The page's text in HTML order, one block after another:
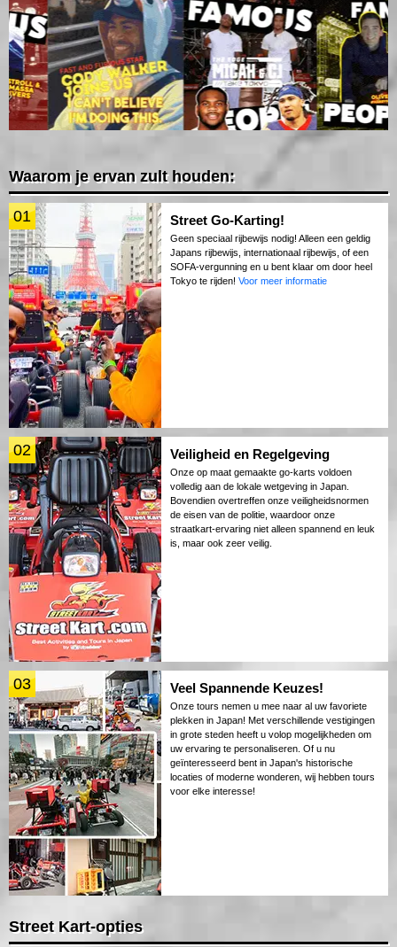
Waarom je ervan zult houden:
01 Street Go-Karting!
Geen speciaal rijbewijs nodig! Alleen een geldig
Japans rijbewijs, internationaal rijbewijs, of een
SOFA-vergunning en u bent klaar om door heel
Tokyo te rijden! Voor meer informatie
02 Veiligheid en Regelgeving
Onze op maat gemaakte go-karts voldoen
volledig aan de lokale wetgeving in Japan.
Bovendien overtreffen onze veiligheidsnormen
de eisen van de politie, waardoor onze
straatkart-ervaring niet alleen spannend en leuk
is, maar ook zeer veilig.
03 Veel Spannende Keuzes!
Onze tours nemen u mee naar al uw favoriete
plekken in Japan! Met verschillende vestigingen
in grote steden heeft u volop mogelijkheden om
uw ervaring te personaliseren. Of u nu
geïnteresseerd bent in Japan's historische
locaties of moderne wonderen, wij hebben tours
voor elke interesse!
Street Kart-opties